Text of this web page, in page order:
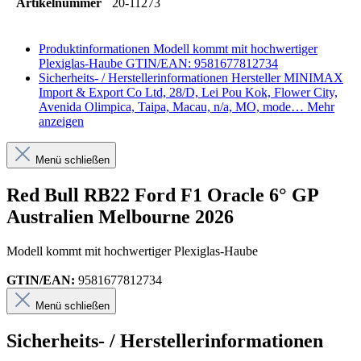
Artikelnummer 20-11273
Produktinformationen Modell kommt mit hochwertiger
Plexiglas-Haube GTIN/EAN: 9581677812734
Sicherheits- / Herstellerinformationen Hersteller MINIMAX
Import & Export Co Ltd, 28/D, Lei Pou Kok, Flower City,
Avenida Olimpica, Taipa, Macau, n/a, MO, mode… Mehr
anzeigen
Menü schließen
Red Bull RB22 Ford F1 Oracle 6° GP
Australien Melbourne 2026
Modell kommt mit hochwertiger Plexiglas-Haube
GTIN/EAN: 9581677812734
Menü schließen
Sicherheits- / Herstellerinformationen